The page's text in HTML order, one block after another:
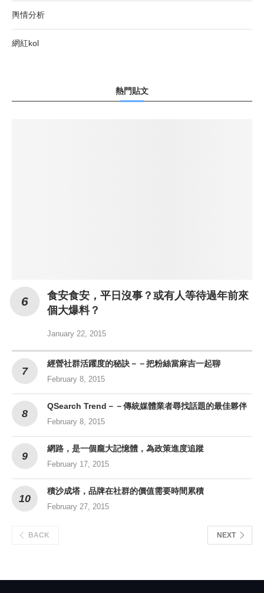
輿情分析
網紅kol
熱門貼文
食安食安，平日沒事？或有人等待過年前來
個大爆料？
January 22, 2015
經營社群活躍度的秘訣－－把粉絲當麻吉一起聊
February 8, 2015
QSearch Trend－－傳統媒體業者尋找話題的最佳夥伴
February 8, 2015
網路，是一個龐大記憶體，為政策進度追蹤
February 17, 2015
積沙成塔，品牌在社群的價值需要時間累積
February 27, 2015
BACK NEXT